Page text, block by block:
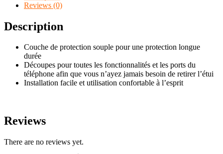
Reviews (0)
Description
Couche de protection souple pour une protection longue
durée
Découpes pour toutes les fonctionnalités et les ports du
téléphone afin que vous n’ayez jamais besoin de retirer l’étui
Installation facile et utilisation confortable à l’esprit
Reviews
There are no reviews yet.